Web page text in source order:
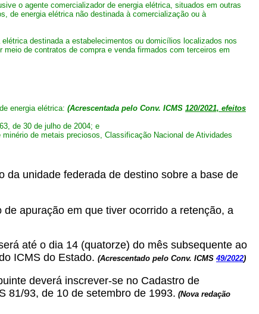
o agente comercializador de energia elétrica, situados em outras
de energia elétrica não destinada à comercialização ou à
destinada a estabelecimentos ou domicílios localizados nos
de contratos de compra e venda firmados com terceiros em
energia elétrica: (Acrescentada pelo Conv. ICMS 120/2021, efeitos
de 30 de julho de 2004; e
de metais preciosos, Classificação Nacional de Atividades
unidade federada de destino sobre a base de
apuração em que tiver ocorrido a retenção, a
até o dia 14 (quatorze) do mês subsequente ao
ICMS do Estado. (Acrescentado pelo Conv. ICMS 49/2022)
deverá inscrever-se no Cadastro de
81/93, de 10 de setembro de 1993. (Nova redação